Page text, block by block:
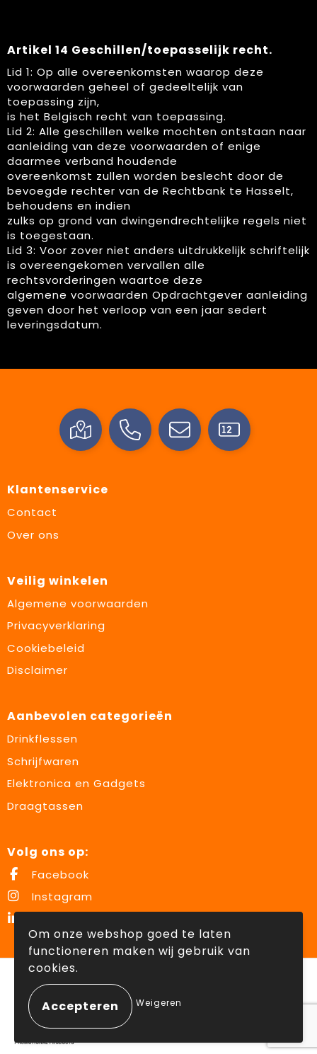
Artikel 14 Geschillen/toepasselijk recht.
Lid 1: Op alle overeenkomsten waarop deze
voorwaarden geheel of gedeeltelijk van
toepassing zijn,
is het Belgisch recht van toepassing.
Lid 2: Alle geschillen welke mochten ontstaan naar
aanleiding van deze voorwaarden of enige
daarmee verband houdende
overeenkomst zullen worden beslecht door de
bevoegde rechter van de Rechtbank te Hasselt,
behoudens en indien
zulks op grond van dwingendrechtelijke regels niet
is toegestaan.
Lid 3: Voor zover niet anders uitdrukkelijk schriftelijk
is overeengekomen vervallen alle
rechtsvorderingen waartoe deze
algemene voorwaarden Opdrachtgever aanleiding
geven door het verloop van een jaar sedert
leveringsdatum.
Klantenservice
Contact
Over ons
Veilig winkelen
Algemene voorwaarden
Privacyverklaring
Cookiebeleid
Disclaimer
Aanbevolen categorieën
Drinkflessen
Schrijfwaren
Elektronica en Gadgets
Draagtassen
Volg ons op:
Facebook
Instagram
© Copyright Lowette Gifts 2026
Om onze webshop goed te laten
functioneren maken wij gebruik van
cookies.
Weigeren